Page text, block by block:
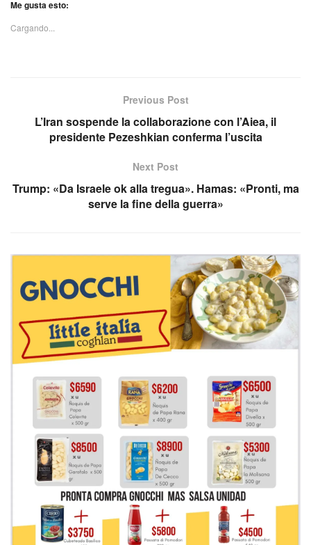
Me gusta esto:
Cargando...
Previous Post
L’Iran sospende la collaborazione con l’Aiea, il
presidente Pezeshkian conferma l’uscita
Next Post
Trump: «Da Israele ok alla tregua». Hamas: «Pronti, ma
serve la fine della guerra»